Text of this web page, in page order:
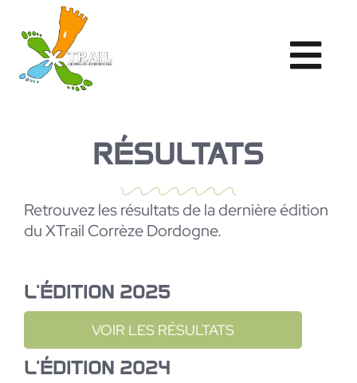
contenu
XTRAIL CORRÈZE DORDOGNE
PARTICIPER
INFOS PRATIQUES
MÉDIAS
RÉSULTATS
Retrouvez les résultats de la dernière édition
du XTrail Corrèze Dordogne.
L'ÉDITION 2025
VOIR LES RÉSULTATS
L'ÉDITION 2024